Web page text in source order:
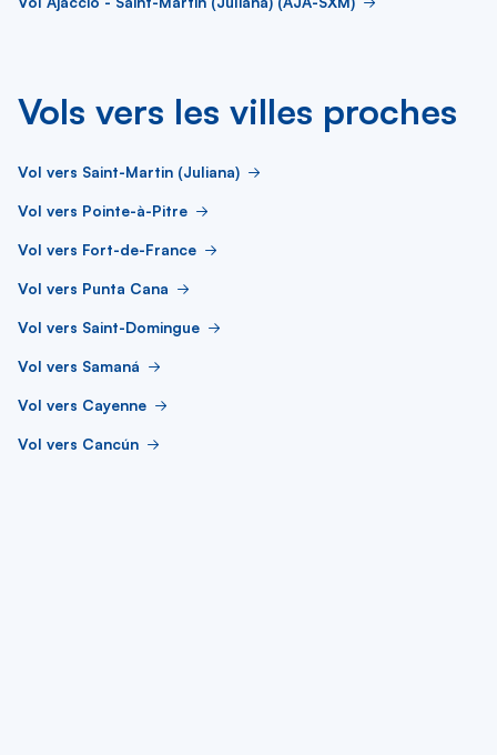
Vols vers les villes proches
Vol vers Saint-Martin (Juliana)
Vol vers Pointe-à-Pitre
Vol vers Fort-de-France
Vol vers Punta Cana
Vol vers Saint-Domingue
Vol vers Samaná
Vol vers Cayenne
Vol vers Cancún